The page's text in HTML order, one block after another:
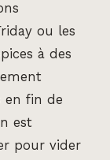
ou les
à des
en fin de
est
pour vider